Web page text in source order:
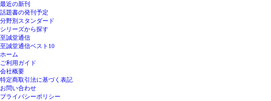
最近の新刊
話題書の発刊予定
分野別スタンダード
シリーズから探す
至誠堂通信
至誠堂通信ベスト10
ホーム
ご利用ガイド
会社概要
特定商取引法に基づく表記
お問い合わせ
プライバシーポリシー